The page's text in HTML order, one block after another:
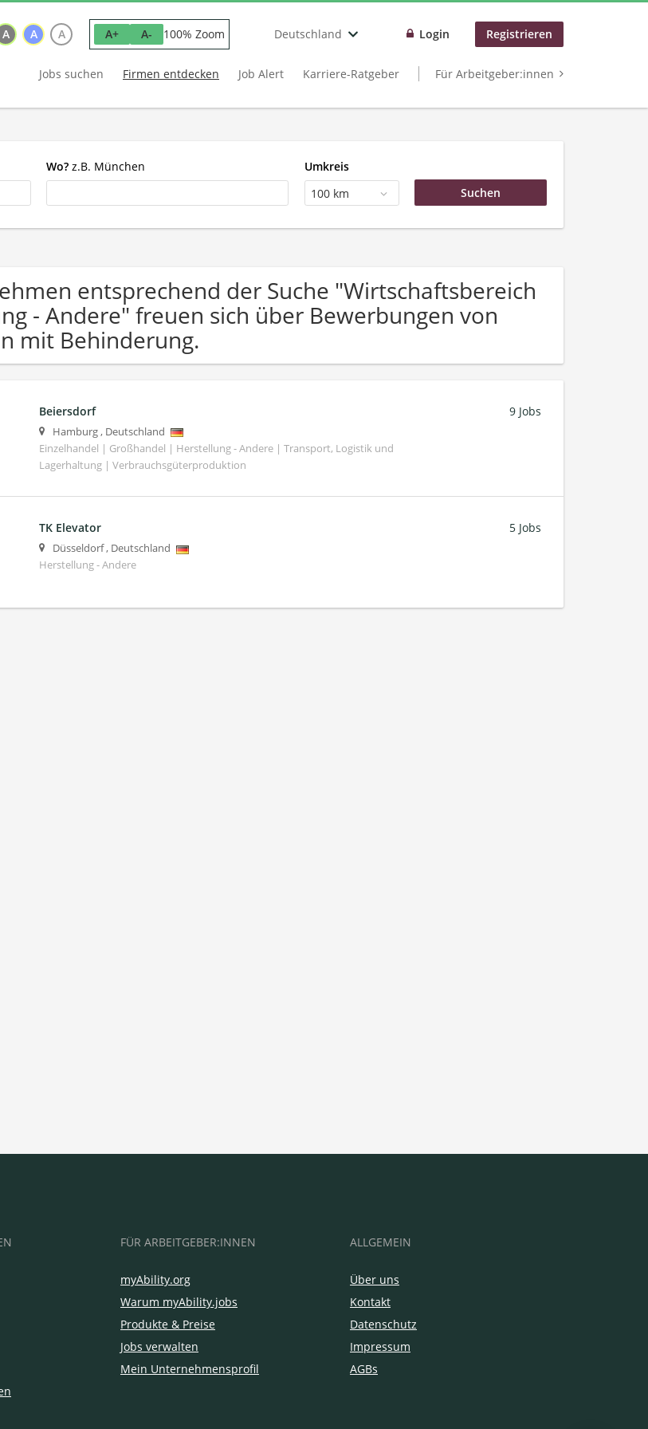
A A A A+ A- 100% Zoom Deutschland Login Registrieren
Jobs suchen Firmen entdecken Job Alert Karriere-Ratgeber Für Arbeitgeber:innen
Wo? z.B. München
Umkreis
100 km
entsprechend der Suche "Wirtschaftsbereich
- Andere" freuen sich über Bewerbungen von
mit Behinderung.
Beiersdorf
Hamburg, Deutschland
Einzelhandel | Großhandel | Herstellung - Andere | Transport, Logistik und
Lagerhaltung | Verbrauchsgüterproduktion
9 Jobs
TK Elevator
Düsseldorf, Deutschland
Herstellung - Andere
5 Jobs
FÜR ARBEITGEBER:INNEN
myAbility.org
Warum myAbility.jobs
Produkte & Preise
Jobs verwalten
Mein Unternehmensprofil
ALLGEMEIN
Über uns
Kontakt
Datenschutz
Impressum
AGBs